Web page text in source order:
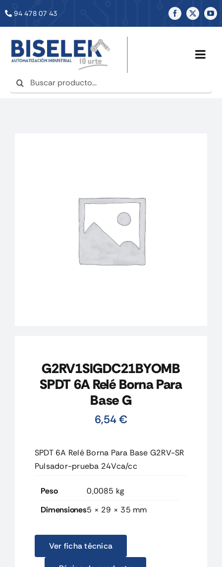
94 478 07 43
Buscar:
INICIO
G2RV1SIGDC21BYOMB
SPDT 6A Relé Borna Para
Base G
6,54€
SPDT 6A Relé Borna Para Base G2RV-SR
Pulsador-prueba 24Vca/cc
Peso
0,0085 kg
Dimensiones5 × 29 × 35 mm
Ver ficha técnica